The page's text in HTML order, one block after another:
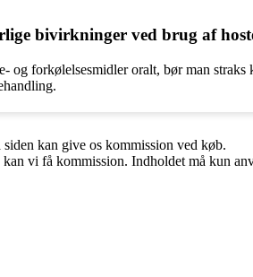
bivirkninger ved brug af
og forkølelsesmidler oralt, bør man
kan give os kommission ved køb.
vi få kommission. Indholdet må kun